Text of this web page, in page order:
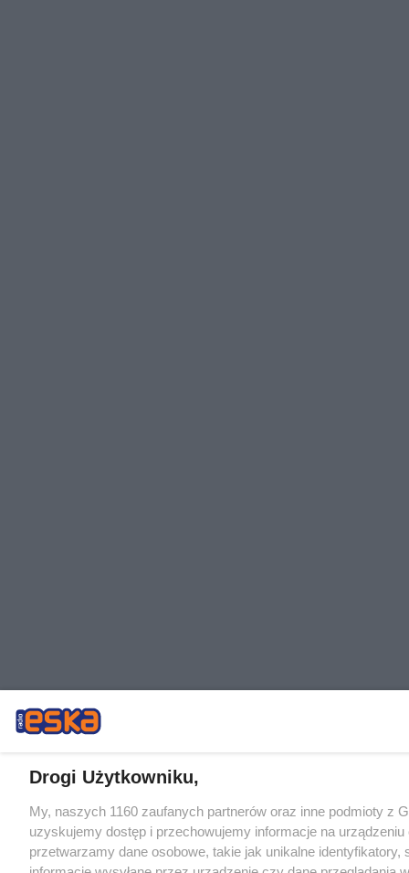
Drogi Użytkowniku,
My, naszych 1160 zaufanych partnerów oraz inne podmioty z
uzyskujemy dostęp i przechowujemy informacje na urządzeniu
przetwarzamy dane osobowe, takie jak unikalne identyfikatory,